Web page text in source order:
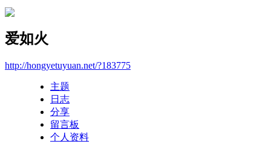
爱如火
http://hongyetuyuan.net/?183775
主题
日志
分享
留言板
个人资料